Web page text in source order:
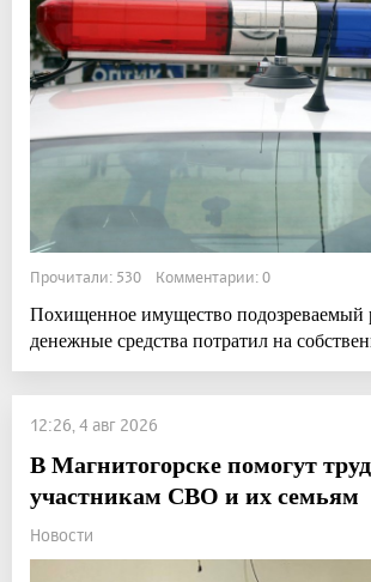
Прочитали: 530 Комментарии: 0
Похищенное имущество подозреваемый
денежные средства потратил на
12:26, 4 авг 2026
В Магнитогорске помогут
участникам СВО и их семьям
Новости